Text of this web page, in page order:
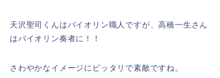
天沢聖司くんはバイオリン職人ですが、高橋一生さん
はバイオリン奏者に！！
さわやかなイメージにピッタリで素敵ですね。